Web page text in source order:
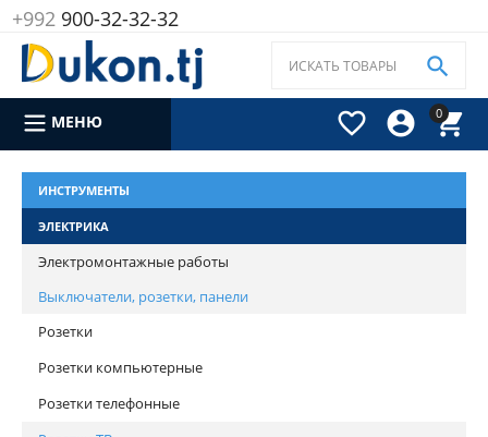
+992900-32-32-32
0




МЕНЮ
ИНСТРУМЕНТЫ
ЭЛЕКТРИКА
Электромонтажные работы
Выключатели, розетки, панели
Розетки
Розетки компьютерные
Розетки телефонные